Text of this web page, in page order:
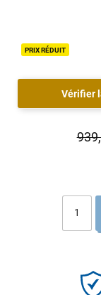
PRIX RÉDUIT
Vérifier